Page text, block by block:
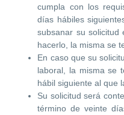
cumpla con los
días hábiles
subsanar su
hacerlo, la misma se
En caso que su
laboral, la misma se
hábil siguiente al que
Su solicitud será
término de veinte